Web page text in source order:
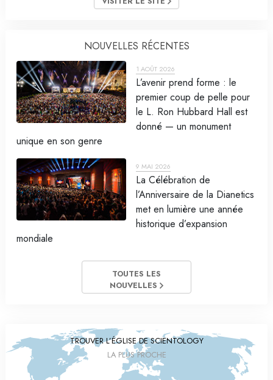
NOUVELLES RÉCENTES
1 AOÛT 2026
L’avenir prend forme : le
premier coup de pelle pour
le L. Ron Hubbard Hall est
donné — un monument
unique en son genre
9 MAI 2026
La Célébration de
l’Anniversaire de la Dianetics
met en lumière une année
historique d’expansion
mondiale
TOUTES LES
NOUVELLES
TROUVER L’ÉGLISE DE SCIENTOLOGY
LA PLUS PROCHE